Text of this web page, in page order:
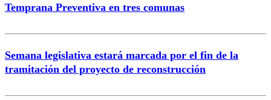
Temprana Preventiva en tres comunas
Semana legislativa estará marcada por el fin de la
tramitación del proyecto de reconstrucción